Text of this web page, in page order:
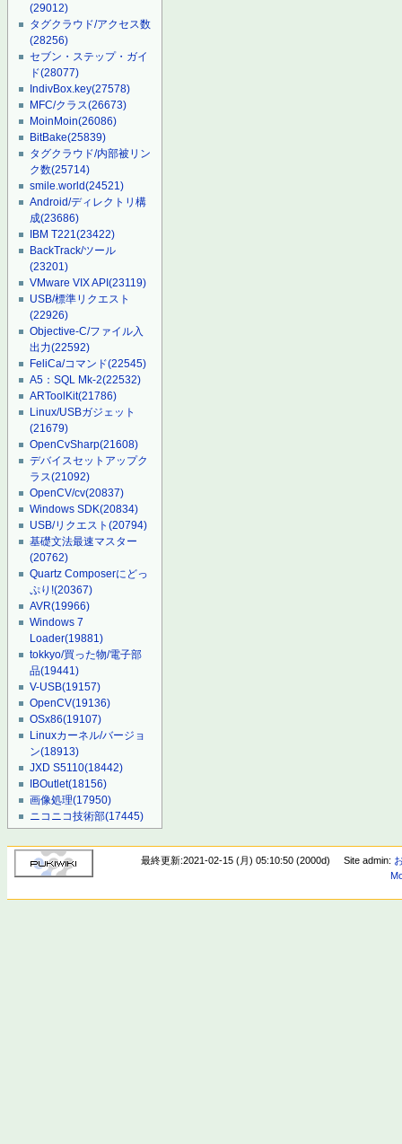
(29012)
タグクラウド/アクセス数
(28256)
セブン・ステップ・ガイ
ド(28077)
IndivBox.key(27578)
MFC/クラス(26673)
MoinMoin(26086)
BitBake(25839)
タグクラウド/内部被リン
ク数(25714)
smile.world(24521)
Android/ディレクトリ構
成(23686)
IBM T221(23422)
BackTrack/ツール
(23201)
VMware VIX API(23119)
USB/標準リクエスト
(22926)
Objective-C/ファイル入
出力(22592)
FeliCa/コマンド(22545)
A5：SQL Mk-2(22532)
ARToolKit(21786)
Linux/USBガジェット
(21679)
OpenCvSharp(21608)
デバイスセットアップク
ラス(21092)
OpenCV/cv(20837)
Windows SDK(20834)
USB/リクエスト(20794)
基礎文法最速マスター
(20762)
Quartz Composerにどっ
ぷり!(20367)
AVR(19966)
Windows 7
Loader(19881)
tokkyo/買った物/電子部
品(19441)
V-USB(19157)
OpenCV(19136)
OSx86(19107)
Linuxカーネル/バージョ
ン(18913)
JXD S5110(18442)
IBOutlet(18156)
画像処理(17950)
ニコニコ技術部(17445)
最終更新:2021-02-15 (月) 05:10:50 (2000d) Site admin: